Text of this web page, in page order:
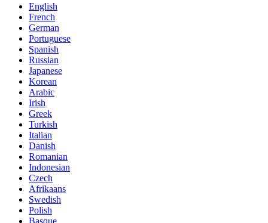
English
French
German
Portuguese
Spanish
Russian
Japanese
Korean
Arabic
Irish
Greek
Turkish
Italian
Danish
Romanian
Indonesian
Czech
Afrikaans
Swedish
Polish
Basque